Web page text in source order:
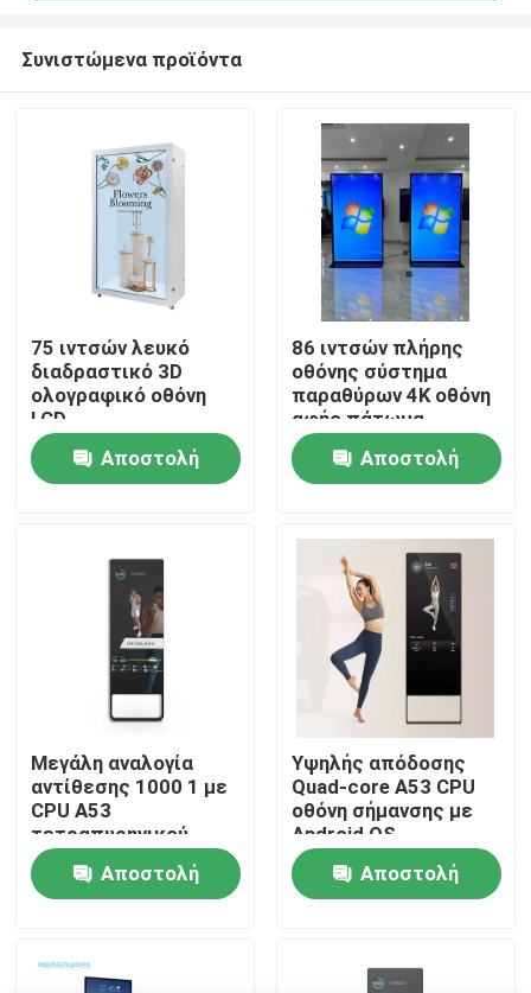
Αρχική Σελίδα
Προϊόντα
Βίντεο
Γύρος εργοστασίων
Ποιοτικός έλεγχος
επαφή
Νέα
Ζητήστε ένα απόσπασμα
Shopping Online
Συνιστώμενα προϊόντα
75 ιντσών λευκό
διαδραστικό 3D
ολογραφικό οθόνη
LCD
Αποστολή
86 ιντσών πλήρης
οθόνης σύστημα
παραθύρων 4K οθόνη
αφής πάτωμα
στέκεται ψηφιακή
σήμανσηΑποστολή
Μεγάλη αναλογία
αντίθεσης 1000 1 με
CPU A53
τετραπυρηνικού
πυρήνα για οθόνη
σήμανσης στο
πάτωμα
Αποστολή
Υψηλής απόδοσης
Quad-core A53 CPU
οθόνη σήμανσης με
Android OS
Αποστολή